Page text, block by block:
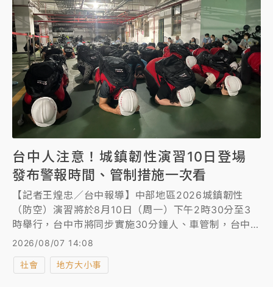
臨時取消。全案朝侵占、背信罪嫌偵辦。
台中人注意！城鎮韌性演習10日登場
發布警報時間、管制措施一次看
【記者王煌忠／台中報導】中部地區2026城鎮韌性
（防空）演習將於8月10日（周一）下午2時30分至3
時舉行，台中市將同步實施30分鐘人、車管制，台中市
警局提醒，警報發布後，民眾須立即配合引導停車、下
車並就近進入防空避難設施；今年演習更首度納入「行
動網路受阻」情境演練，部分行動上網服務可能出現降
2026/08/07 14:08
社會 地方大小事